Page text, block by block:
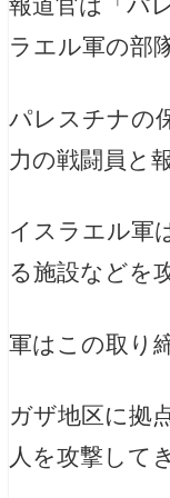
報道官は「パ
ラエル軍の部
パレスチナの
力の戦闘員と
イスラエル軍
る施設などを
軍はこの取り
ガザ地区に拠
人を攻撃して